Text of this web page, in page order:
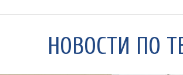
НОВОСТИ ПО